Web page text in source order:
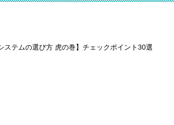
ステムの選び方 虎の巻】チェックポイント30選